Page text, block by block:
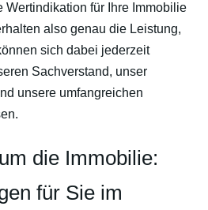
Wertindikation für Ihre Immobilie
also genau die Leistung,
sich dabei jederzeit
Sachverstand, unser
unsere umfangreichen
die Immobilie:
für Sie im